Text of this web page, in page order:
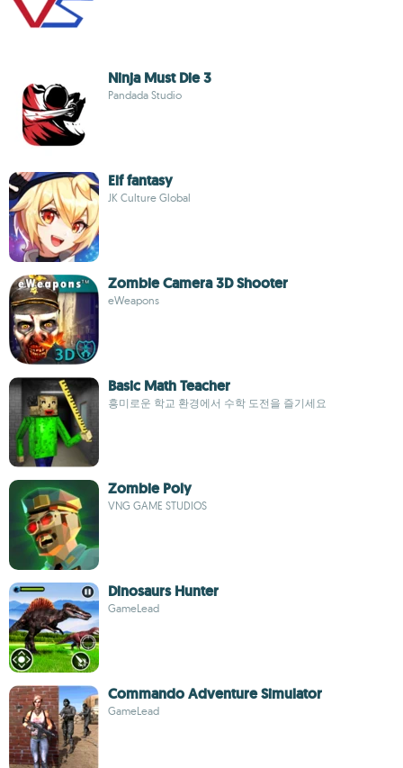
Ninja Must Die 3
Pandada Studio
Elf fantasy
JK Culture Global
Zombie Camera 3D Shooter
eWeapons
Basic Math Teacher
흥미로운 학교 환경에서 수학 도전을 즐기세요
Zombie Poly
VNG GAME STUDIOS
Dinosaurs Hunter
GameLead
Commando Adventure Simulator
GameLead